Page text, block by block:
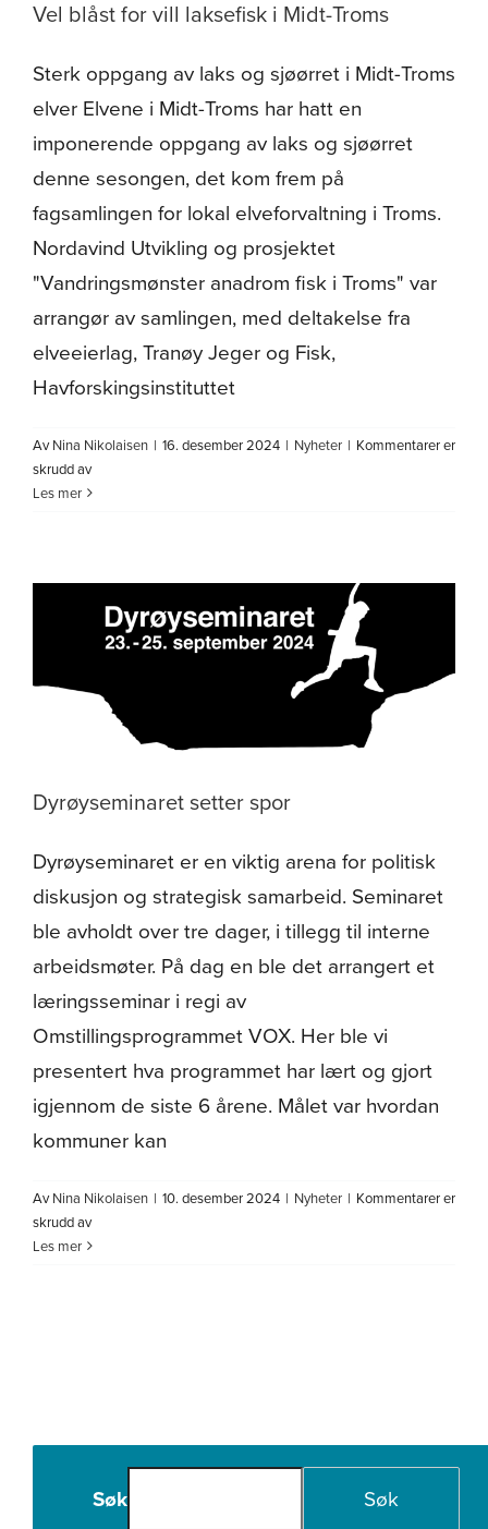
Om oss
Vel blåst for vill laksefisk i Midt-Troms
Sterk oppgang av laks og sjøørret i Midt-Troms
elver Elvene i Midt-Troms har hatt en
imponerende oppgang av laks og sjøørret
denne sesongen, det kom frem på
fagsamlingen for lokal elveforvaltning i Troms.
Nordavind Utvikling og prosjektet
"Vandringsmønster anadrom fisk i Troms" var
arrangør av samlingen, med deltakelse fra
elveeierlag, Tranøy Jeger og Fisk,
Havforskingsinstituttet
AvNina Nikolaisen | 16. desember 2024 | Nyheter | Kommentarer er
skrudd avfor
Vel
laksefisk
Midt-
Les mer
Dyrøyseminaret setter spor
Dyrøyseminaret er en viktig arena for politisk
diskusjon og strategisk samarbeid. Seminaret
ble avholdt over tre dager, i tillegg til interne
arbeidsmøter. På dag en ble det arrangert et
læringsseminar i regi av
Omstillingsprogrammet VOX. Her ble vi
presentert hva programmet har lært og gjort
igjennom de siste 6 årene. Målet var hvordan
kommuner kan
AvNina Nikolaisen | 10. desember 2024 | Nyheter | Kommentarer er
skrudd avfor
Dyrøyseminaret
Les mer
Søk Søk